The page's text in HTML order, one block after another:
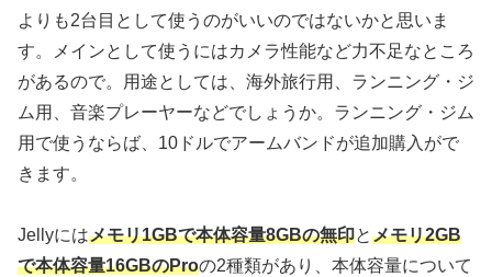
よりも2台目として使うのがいいのではないかと思いま
す。メインとして使うにはカメラ性能など力不足なところ
があるので。用途としては、海外旅行用、ランニング・ジ
ム用、音楽プレーヤーなどでしょうか。ランニング・ジム
用で使うならば、10ドルでアームバンドが追加購入がで
きます。
Jellyにはメモリ1GBで本体容量8GBの無印とメモリ2GB
で本体容量16GBのProの2種類があり、本体容量について